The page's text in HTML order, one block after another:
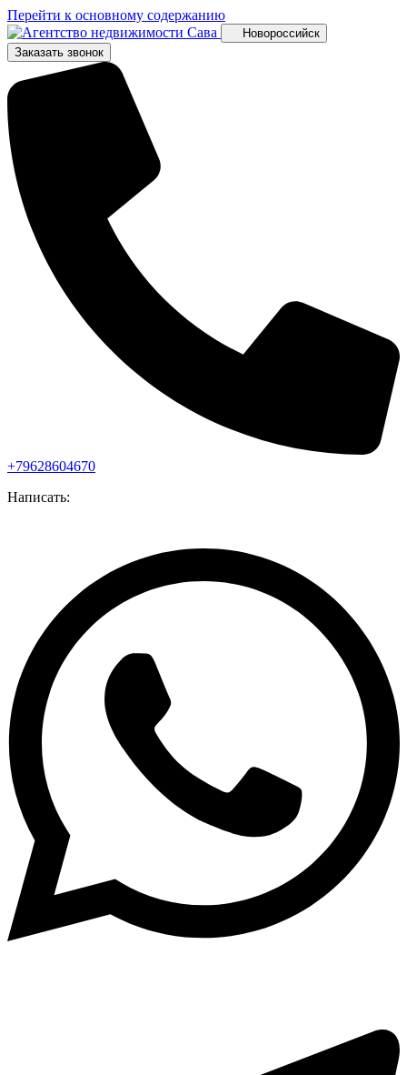
Перейти к основному содержанию
Новороссийск
Заказать звонок
+79628604670
Написать: